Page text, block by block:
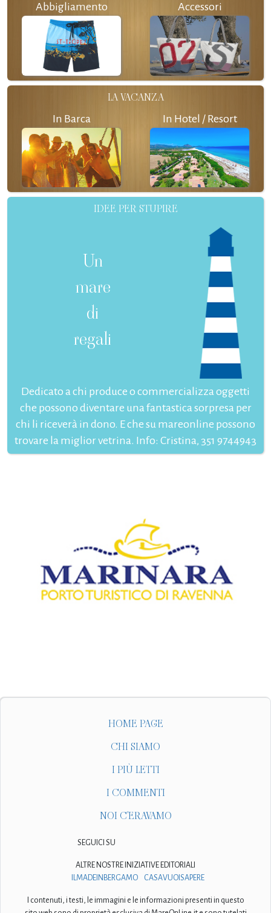
Abbigliamento Accessori
LA VACANZA
In Barca In Hotel / Resort
IDEE PER STUPIRE
Un
mare
di
regali
Dedicato a chi produce o commercializza oggetti
che possono diventare una fantastica sorpresa per
chi li riceverà in dono. E che su mareonline possono
trovare la miglior vetrina. Info: Cristina, 351 9744943
HOME PAGE
CHI SIAMO
I PIÙ LETTI
I COMMENTI
NOI C'ERAVAMO
SEGUICI SU
ALTRE NOSTRE INIZIATIVE EDITORIALI
ILMADEINBERGAMO
CASAVUOISAPERE
I contenuti, i testi, le immagini e le informazioni presenti in questo